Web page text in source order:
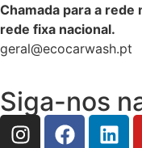
Chamada para a rede
rede fixa nacional.
geral@ecocarwash.pt
Siga-nos